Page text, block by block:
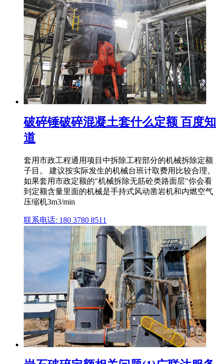
破碎锤破碎混凝土套什么定额 百度知
道
套用市政工程通用项目中拆除工程部分的机械拆除定额
子目。 建议按实际发生的机械台班计取费用比较合理。
如果套用市政定额的"机械拆除无筋砼类路面层"你会看
到定额含量里面的机械是手持式风动凿岩机和内燃空气
压缩机3m3/min
联系电话: 180 3780 8511